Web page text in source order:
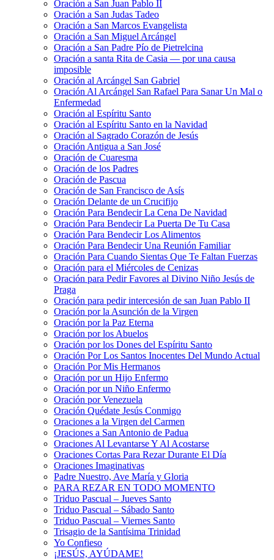
Oración a San Juan Pablo II
Oración a San Judas Tadeo
Oración a San Marcos Evangelista
Oración a San Miguel Arcángel
Oración a San Padre Pío de Pietrelcina
Oración a santa Rita de Casia — por una causa
imposible
Oración al Arcángel San Gabriel
Oración Al Arcángel San Rafael Para Sanar Un Mal o
Enfermedad
Oración al Espíritu Santo
Oración al Espíritu Santo en la Navidad
Oración al Sagrado Corazón de Jesús
Oración Antigua a San José
Oración de Cuaresma
Oración de los Padres
Oración de Pascua
Oración de San Francisco de Asís
Oración Delante de un Crucifijo
Oración Para Bendecir La Cena De Navidad
Oración Para Bendecir La Puerta De Tu Casa
Oración Para Bendecir Los Alimentos
Oración Para Bendecir Una Reunión Familiar
Oración Para Cuando Sientas Que Te Faltan Fuerzas
Oración para el Miércoles de Cenizas
Oración para Pedir Favores al Divino Niño Jesús de
Praga
Oración para pedir intercesión de san Juan Pablo II
Oración por la Asunción de la Virgen
Oración por la Paz Eterna
Oración por los Abuelos
Oración por los Dones del Espíritu Santo
Oración Por Los Santos Inocentes Del Mundo Actual
Oración Por Mis Hermanos
Oración por un Hijo Enfermo
Oración por un Niño Enfermo
Oración por Venezuela
Oración Quédate Jesús Conmigo
Oraciones a la Virgen del Carmen
Oraciones a San Antonio de Padua
Oraciones Al Levantarse Y Al Acostarse
Oraciones Cortas Para Rezar Durante El Día
Oraciones Imaginativas
Padre Nuestro, Ave María y Gloria
PARA REZAR EN TODO MOMENTO
Triduo Pascual – Jueves Santo
Triduo Pascual – Sábado Santo
Triduo Pascual – Viernes Santo
Trisagio de la Santísima Trinidad
Yo Confieso
¡JESÚS, AYÚDAME!